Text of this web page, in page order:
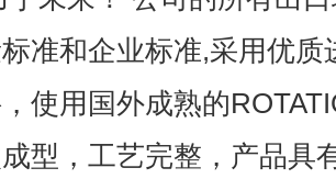
准和企业标准,采用优
使用国外成熟的
型，工艺完整，产品具